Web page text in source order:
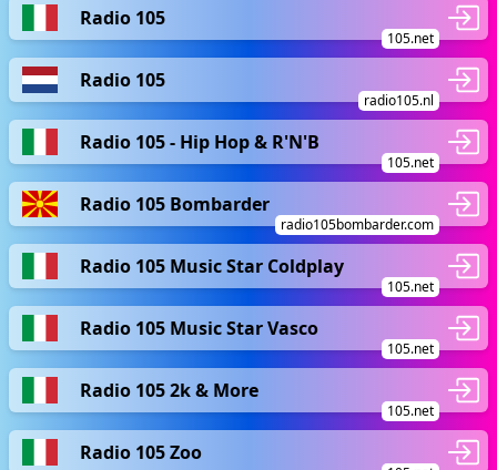
Radio 105
105.net
Radio 105
radio105.nl
Radio 105 - Hip Hop & R'N'B
105.net
Radio 105 Bombarder
radio105bombarder.com
Radio 105 Music Star Coldplay
105.net
Radio 105 Music Star Vasco
105.net
Radio 105 2k & More
105.net
Radio 105 Zoo